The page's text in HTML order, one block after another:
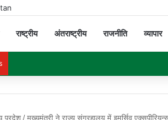
राष्ट्रीय अंतराष्ट्रीय राजनीति व्यापार
प्रदेश /मुख्यमंत्री ने राज्य संग्रहालय में इमर्सिव